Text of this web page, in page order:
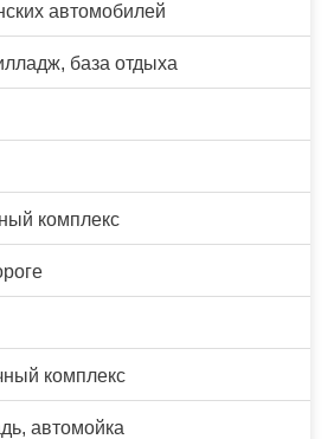
автомобилей
база отдыха
комплекс
комплекс
автомойка